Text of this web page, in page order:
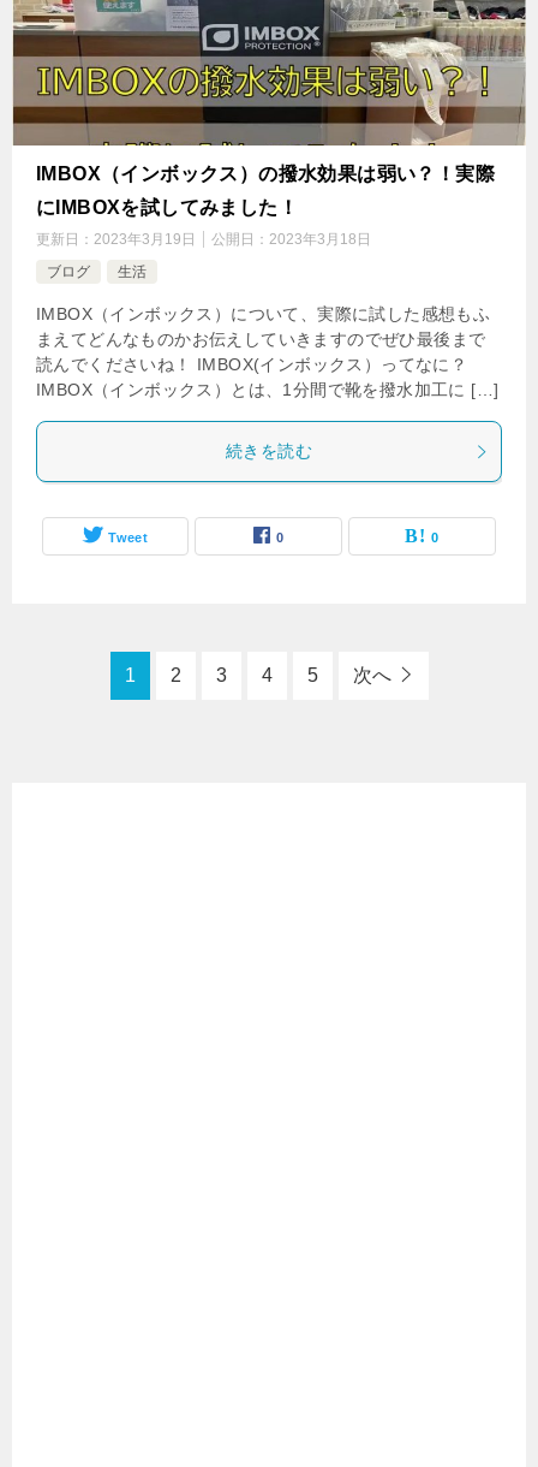
IMBOX（インボックス）の撥水効果は弱い？！実際
にIMBOXを試してみました！
更新日： 2023年3月19日 公開日： 2023年3月18日
ブログ
生活
IMBOX（インボックス）について、実際に試した感想もふ
まえてどんなものかお伝えしていきますのでぜひ最後まで
読んでくださいね！ IMBOX(インボックス）ってなに？
IMBOX（インボックス）とは、1分間で靴を撥水加工に […]
続きを読む
Tweet 0 0
1 2 3 4 5 次へ